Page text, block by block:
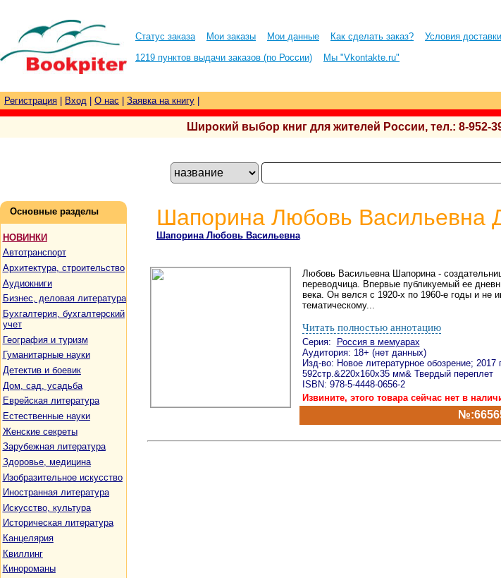
Статус заказа Мои заказы Мои данные Как сделать заказ?
Условия доставки
1219 пунктов выдачи заказов (по России)
Мы "Vkontakte.ru"
Регистрация Вход О нас Заявка на книгу
Широкий выбор книг для жителей России, тел.: 8-952-
Основные разделы
НОВИНКИ
Автотранспорт
Архитектура, строительство
Аудиокниги
Бизнес, деловая литература
Бухгалтерия, бухгалтерский
учет
География и туризм
Гуманитарные науки
Детектив и боевик
Дом, сад, усадьба
Еврейская литература
Естественные науки
Женские секреты
Зарубежная литература
Здоровье, медицина
Изобразительное искусство
Иностранная литература
Искусство, культура
Историческая литература
Канцелярия
Квиллинг
Кинороманы
Шапорина Любовь Васильевна
Шапорина Любовь Васильевна
Любовь Васильевна Шапорина -
переводчица. Впервые публикуемый ее
века. Он велся с 1920-х по 1960-е годы и не
тематическому...
Читать полностью аннотацию
Серия:
Россия в мемуарах
Аудитория: 18+ (нет данных)
Изд-во: Новое литературное обозрение; 2017
592стр.&220x160x35 мм& Твердый переплет
ISBN: 978-5-4448-0656-2
Извините, этого товара сейчас нет в